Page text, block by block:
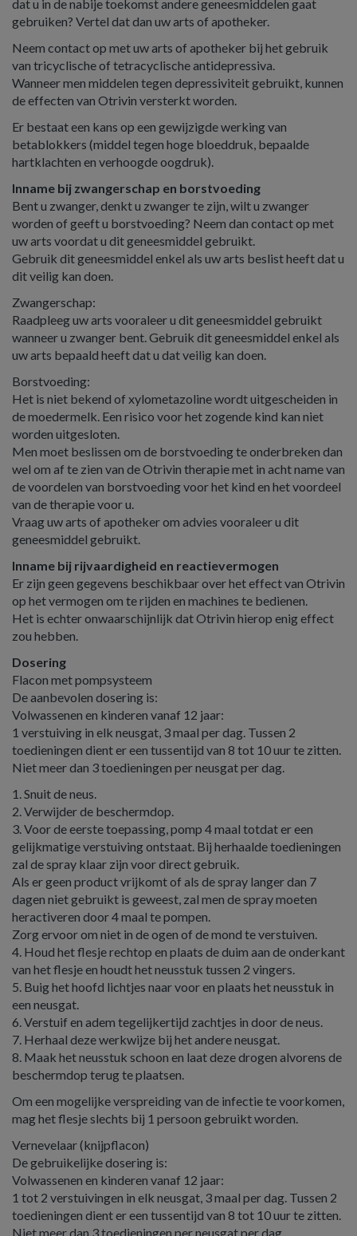
dat u in de nabije toekomst andere geneesmiddelen gaat
gebruiken? Vertel dat dan uw arts of apotheker.
Neem contact op met uw arts of apotheker bij het gebruik
van tricyclische of tetracyclische antidepressiva.
Wanneer men middelen tegen depressiviteit gebruikt, kunnen
de effecten van Otrivin versterkt worden.
Er bestaat een kans op een gewijzigde werking van
betablokkers (middel tegen hoge bloeddruk, bepaalde
hartklachten en verhoogde oogdruk).
Inname bij zwangerschap en borstvoeding
Bent u zwanger, denkt u zwanger te zijn, wilt u zwanger
worden of geeft u borstvoeding? Neem dan contact op met
uw arts voordat u dit geneesmiddel gebruikt.
Gebruik dit geneesmiddel enkel als uw arts beslist heeft dat u
dit veilig kan doen.
Zwangerschap:
Raadpleeg uw arts vooraleer u dit geneesmiddel gebruikt
wanneer u zwanger bent. Gebruik dit geneesmiddel enkel als
uw arts bepaald heeft dat u dat veilig kan doen.
Borstvoeding:
Het is niet bekend of xylometazoline wordt uitgescheiden in
de moedermelk. Een risico voor het zogende kind kan niet
worden uitgesloten.
Men moet beslissen om de borstvoeding te onderbreken dan
wel om af te zien van de Otrivin therapie met in acht name van
de voordelen van borstvoeding voor het kind en het voordeel
van de therapie voor u.
Vraag uw arts of apotheker om advies vooraleer u dit
geneesmiddel gebruikt.
Inname bij rijvaardigheid en reactievermogen
Er zijn geen gegevens beschikbaar over het effect van Otrivin
op het vermogen om te rijden en machines te bedienen.
Het is echter onwaarschijnlijk dat Otrivin hierop enig effect
zou hebben.
Dosering
Flacon met pompsysteem
De aanbevolen dosering is:
Volwassenen en kinderen vanaf 12 jaar:
1 verstuiving in elk neusgat, 3 maal per dag. Tussen 2
toedieningen dient er een tussentijd van 8 tot 10 uur te zitten.
Niet meer dan 3 toedieningen per neusgat per dag.
1. Snuit de neus.
2. Verwijder de beschermdop.
3. Voor de eerste toepassing, pomp 4 maal totdat er een
gelijkmatige verstuiving ontstaat. Bij herhaalde toedieningen
zal de spray klaar zijn voor direct gebruik.
Als er geen product vrijkomt of als de spray langer dan 7
dagen niet gebruikt is geweest, zal men de spray moeten
heractiveren door 4 maal te pompen.
Zorg ervoor om niet in de ogen of de mond te verstuiven.
4. Houd het flesje rechtop en plaats de duim aan de onderkant
van het flesje en houdt het neusstuk tussen 2 vingers.
5. Buig het hoofd lichtjes naar voor en plaats het neusstuk in
een neusgat.
6. Verstuif en adem tegelijkertijd zachtjes in door de neus.
7. Herhaal deze werkwijze bij het andere neusgat.
8. Maak het neusstuk schoon en laat deze drogen alvorens de
beschermdop terug te plaatsen.
Om een mogelijke verspreiding van de infectie te voorkomen,
mag het flesje slechts bij 1 persoon gebruikt worden.
Vernevelaar (knijpflacon)
De gebruikelijke dosering is:
Volwassenen en kinderen vanaf 12 jaar:
1 tot 2 verstuivingen in elk neusgat, 3 maal per dag. Tussen 2
toedieningen dient er een tussentijd van 8 tot 10 uur te zitten.
Niet meer dan 3 toedieningen per neusgat per dag.